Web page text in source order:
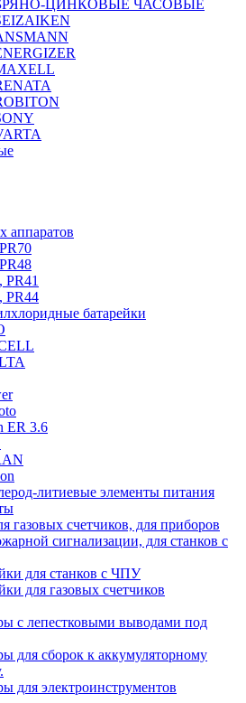
ЦИНКОВЫЕ ЧАСОВЫЕ
аппаратов
PR41
PR44
батарейки
ER 3.6
литиевые элементы питания
газовых счетчиков, для приборов
сигнализации, для станков с
для станков с ЧПУ
для газовых счетчиков
с лепестковыми выводами под
для сборок к аккумуляторному
для электроинструментов